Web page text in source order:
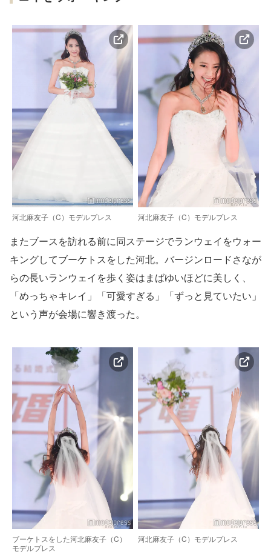
河北麻友子（C）モデルプレス 河北麻友子（C）モデルプレス
またブースを訪れる前に同ステージでランウェイをウォー
キングしてブーケトスをした河北。バージンロードさなが
らの長いランウェイを歩く姿はまばゆいほどに美しく、
「めっちゃキレイ」「可愛すぎる」「ずっと見ていたい」
という声が会場に響き渡った。
ブーケトスをした河北麻友子（C）
モデルプレス
河北麻友子（C）モデルプレス